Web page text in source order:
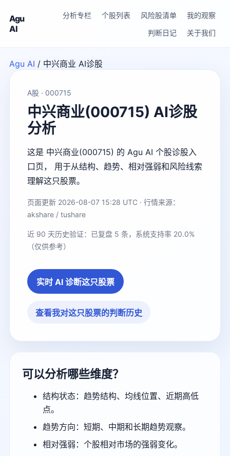
Agu
AI
分析专栏 个股列表 风险股清单
我的观察
判断日记
关于我们
Agu AI / 中兴商业 AI诊股
A股 · 000715
中兴商业(000715) AI诊股
分析
这是 中兴商业(000715) 的 Agu AI 个股诊股入
口页， 用于从结构、趋势、相对强弱和风险线索
理解这只股票。
页面更新 2026-08-07 15:28 UTC · 行情来源：
akshare / tushare
近 90 天历史验证：已复盘 5 条，系统支持率 20.0%
（仅供参考）
实时 AI 诊断这只股票
查看我对这只股票的判断历史
可以分析哪些维度？
结构状态：趋势结构、均线位置、近期高低
点。
趋势方向：短期、中期和长期趋势观察。
相对强弱：个股相对市场的强弱变化。